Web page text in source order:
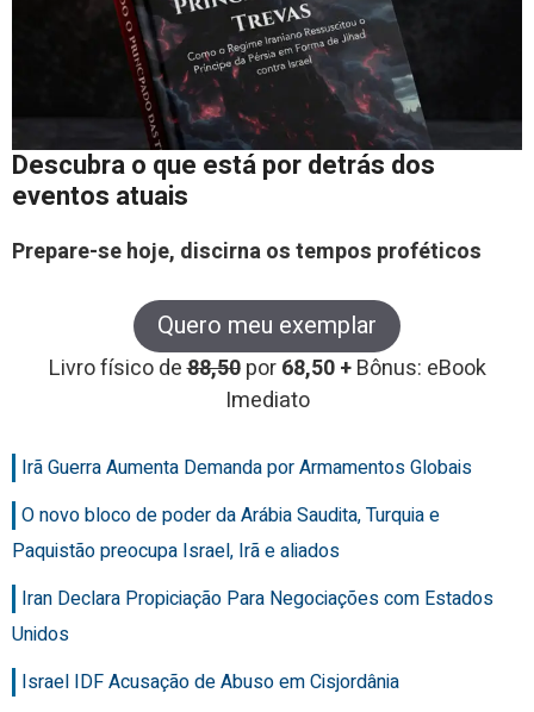
Descubra o que está por detrás dos
eventos atuais
Prepare-se hoje, discirna os tempos proféticos
Quero meu exemplar
Livro físico de88,50 por68,50 +Bônus: eBook
Imediato
Irã Guerra Aumenta Demanda por Armamentos Globais
O novo bloco de poder da Arábia Saudita, Turquia e
Paquistão preocupa Israel, Irã e aliados
Iran Declara Propiciação Para Negociações com Estados
Unidos
Israel IDF Acusação de Abuso em Cisjordânia